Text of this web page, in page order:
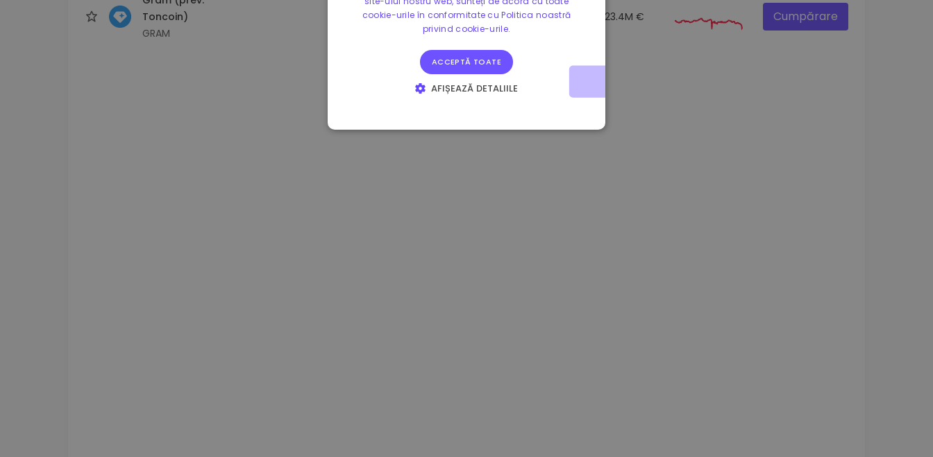
Toncoin)
GRAM
1.160000 € -4.10% 3.2B € 23.4M € Cumpărare
cookie-urile în conformitate cu Politica noastră
privind cookie-urile.
ACCEPTĂ TOATE
AFIȘEAZĂ DETALIILE